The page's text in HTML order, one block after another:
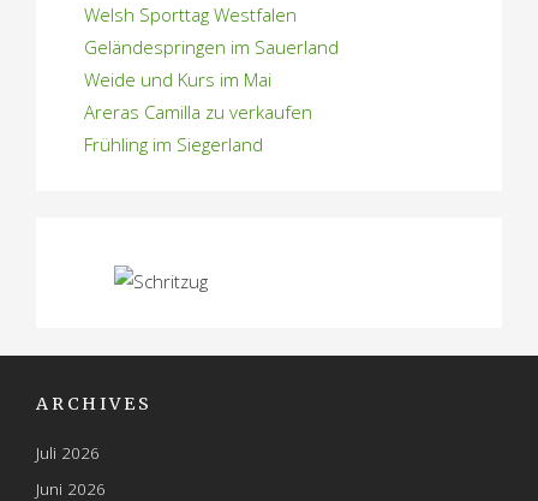
Welsh Sporttag Westfalen
Geländespringen im Sauerland
Weide und Kurs im Mai
Areras Camilla zu verkaufen
Frühling im Siegerland
ARCHIVES
Juli 2026
Juni 2026